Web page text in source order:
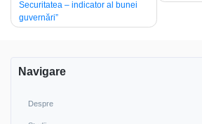
articole
Securitatea – indicator al bunei
guvernări”
Navigare
Despre